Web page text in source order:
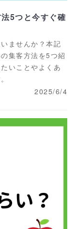
5つと今すぐ確
ませんか？本記
集客方法を5つ紹
いことやよくあ
2025/6/4